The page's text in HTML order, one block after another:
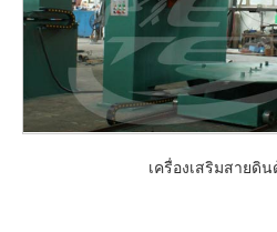
เครื่องเสริมสายดิ